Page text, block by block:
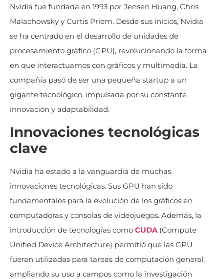
Nvidia fue fundada en 1993 por Jensen Huang, Chris
Malachowsky y Curtis Priem. Desde sus inicios, Nvidia
se ha centrado en el desarrollo de unidades de
procesamiento gráfico (GPU), revolucionando la forma
en que interactuamos con gráficos y multimedia. La
compañía pasó de ser una pequeña startup a un
gigante tecnológico, impulsada por su constante
innovación y adaptabilidad.
Innovaciones tecnológicas
clave
Nvidia ha estado a la vanguardia de muchas
innovaciones tecnológicas. Sus GPU han sido
fundamentales para la evolución de los gráficos en
computadoras y consolas de videojuegos. Además, la
introducción de tecnologías como CUDA (Compute
Unified Device Architecture) permitió que las GPU
fueran utilizadas para tareas de computación general,
ampliando su uso a campos como la investigación